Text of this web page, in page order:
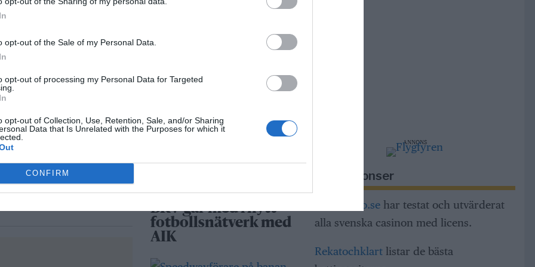
opt-out of the Sale of my Personal Data.
opt-out of processing my Personal Data for Targeted
opt-out of Collection, Use, Retention, Sale, and/or Sharing
Data that Is Unrelated with the Purposes for which it
CONFIRM
i
kulingvindar
Norrtälje – allt fler
kameraövervakning och
Sport
Rospiggarna laddar
mot serieledarna
BKV går med i nytt
fotbollsnätverk med
AIK
ANNONS
Riksannonser
Casinorino.sehar testat och utvärderat
alla svenska casinon med licens.
Rekatochklartlistar de bästa